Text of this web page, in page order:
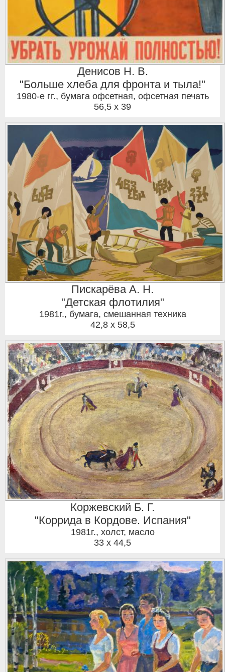
Денисов Н. В.
"Больше хлеба для фронта и тыла!"
1980-е гг., бумага офсетная, офсетная печать
56,5 x 39
Пискарёва А. Н.
"Детская флотилия"
1981г., бумага, смешанная техника
42,8 x 58,5
Коржевский Б. Г.
"Коррида в Кордове. Испания"
1981г., холст, масло
33 x 44,5